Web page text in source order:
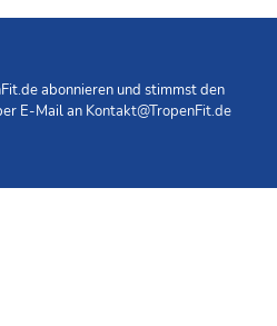
abonnieren und stimmst den
E-Mail an Kontakt@TropenFit.de